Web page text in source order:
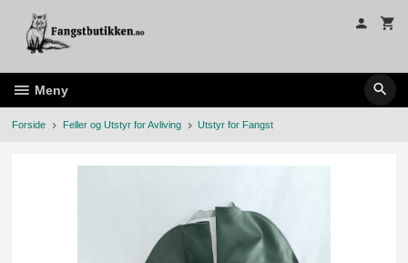
innholdet
Meny
Forside Feller og Utstyr for Avliving Utstyr for Fangst